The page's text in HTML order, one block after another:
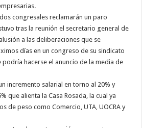
congresales reclamarán un paro
tras la reunión el secretario general de
a las deliberaciones que se
días en un congreso de su sindicato
podría hacerse el anuncio de la media de
incremento salarial en torno al 20% y
que alienta la Casa Rosada, la cual ya
de peso como Comercio, UTA, UOCRA y